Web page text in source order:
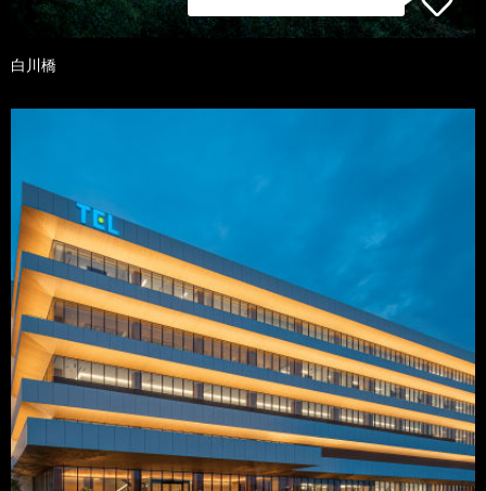
白川橋